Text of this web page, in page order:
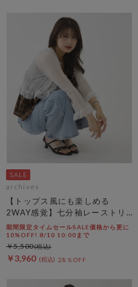
archives
【トップス風にも楽しめる
2WAY感覚】七分袖レーストリ
ム透かしニットカーディガン
期間限定タイムセールSALE価格から更に
10%OFF! 8/10 10:00まで
￥3,960 28％OFF
￥5,500